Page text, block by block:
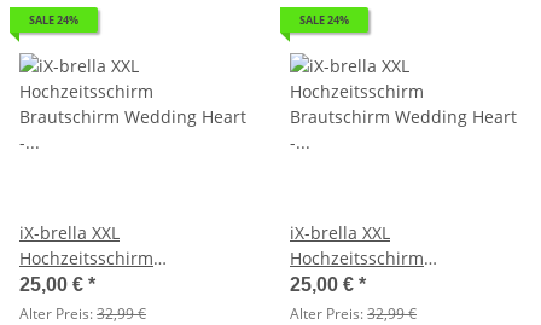
SALE 24%
iX-brella XXL
Hochzeitsschirm
Brautschirm Wedding Heart
- cream - 2. Wahl
25,00 € *
Alter Preis:32,99 €
SALE 24%
iX-brella XXL
Hochzeitsschirm
Brautschirm Wedding Heart
- white - 2. Wahl
25,00 € *
Alter Preis:32,99 €